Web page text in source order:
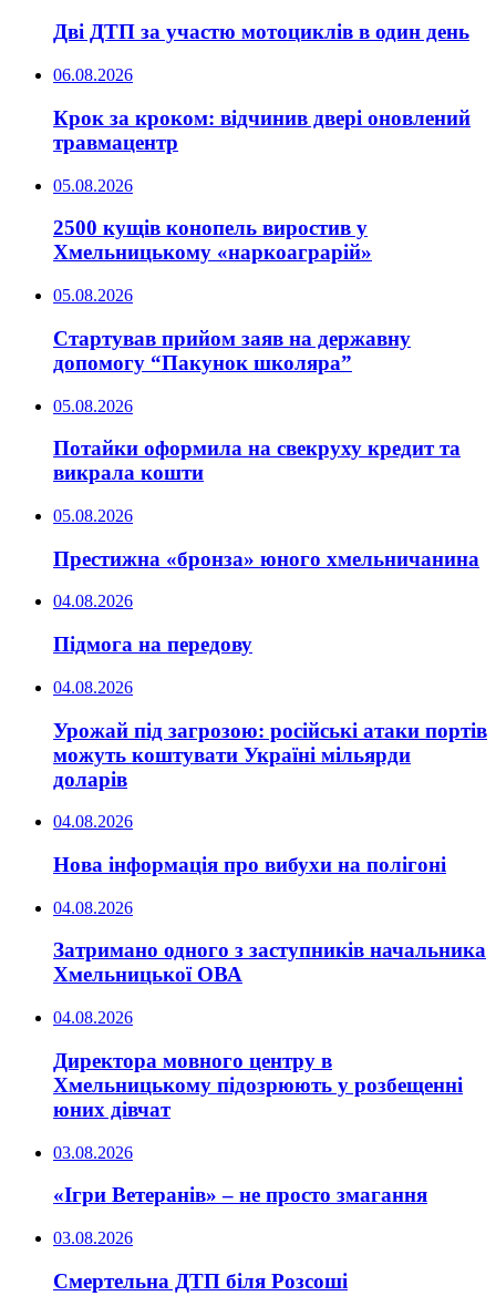
Дві ДТП за участю мотоциклів в один день
06.08.2026
Крок за кроком: відчинив двері оновлений
травмацентр
05.08.2026
2500 кущів конопель виростив у
Хмельницькому «наркоаграрій»
05.08.2026
Стартував прийом заяв на державну
допомогу “Пакунок школяра”
05.08.2026
Потайки оформила на свекруху кредит та
викрала кошти
05.08.2026
Престижна «бронза» юного хмельничанина
04.08.2026
Підмога на передову
04.08.2026
Урожай під загрозою: російські атаки портів
можуть коштувати Україні мільярди
доларів
04.08.2026
Нова інформація про вибухи на полігоні
04.08.2026
Затримано одного з заступників начальника
Хмельницької ОВА
04.08.2026
Директора мовного центру в
Хмельницькому підозрюють у розбещенні
юних дівчат
03.08.2026
«Ігри Ветеранів» – не просто змагання
03.08.2026
Смертельна ДТП біля Розсоші